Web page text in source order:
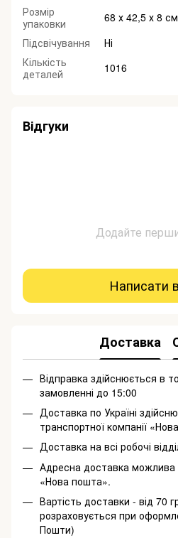
Розмір
упаковки
68 х 42,5 х 8 см
Підсвічування
Ні
Кількість
деталей
1016
Відгуки
Додайте
Написати
Доставка
Відправка здійснюється в
замовленні до 15:00
Доставка по Україні
транспортної компанії
Доставка на всі робочі
Адресна доставка
«Нова пошта».
Вартість доставки - від 70
розраховується при
Пошти)